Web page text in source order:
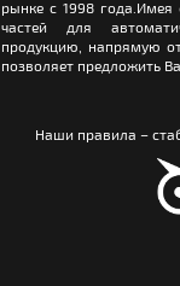
рынке с 1998
частей для
продукцию, напрямую
позволяет предложить
Наши правила –